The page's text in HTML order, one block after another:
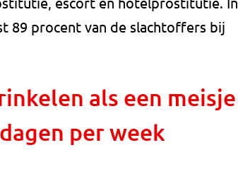
89 procent van de slachtoffers bij
als een meisje
per week